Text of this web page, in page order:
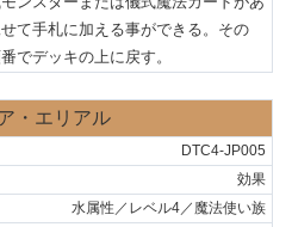
て手札に加える事ができる。その
でデッキの上に戻す。
・エリアル
DTC4-JP005
効果
水属性／レベル4／魔法使い族